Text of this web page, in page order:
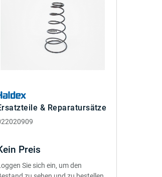
& Reparatursätze
Preis
Sie sich ein, um den